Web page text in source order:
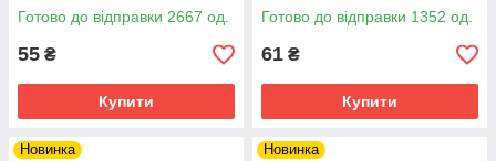
Готово до відправки 2667 од.
55 ₴
Купити
Готово до відправки 1352 од.
61 ₴
Купити
Новинка Новинка